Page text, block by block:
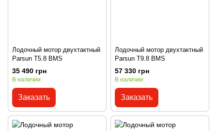
Лодочный мотор двухтактный
Parsun Т5.8 BMS
35 490 грн
В наличии
Заказать
Лодочный мотор двухтактный
Parsun T9.8 BMS
57 330 грн
В наличии
Заказать